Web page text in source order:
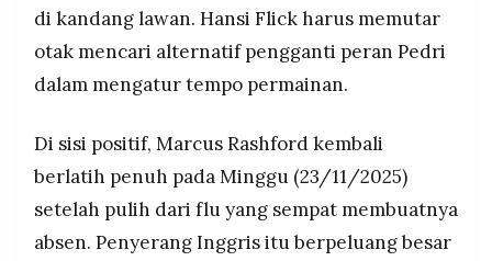
di kandang lawan. Hansi Flick harus memutar
otak mencari alternatif pengganti peran Pedri
dalam mengatur tempo permainan.
Di sisi positif, Marcus Rashford kembali
berlatih penuh pada Minggu (23/11/2025)
setelah pulih dari flu yang sempat membuatnya
absen. Penyerang Inggris itu berpeluang besar